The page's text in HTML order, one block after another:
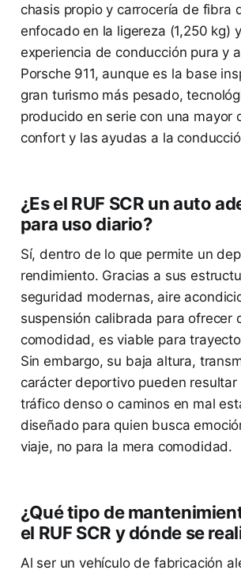
chasis propio y carrocería de fibra
enfocado en la ligereza (1,250 kg)
experiencia de conducción pura y
Porsche 911, aunque es la base
gran turismo más pesado,
producido en serie con una mayor
confort y las ayudas a la
¿Es el RUF SCR un auto
para uso diario?
Sí, dentro de lo que permite un
rendimiento. Gracias a sus
seguridad modernas, aire
suspensión calibrada para ofrecer
comodidad, es viable para
Sin embargo, su baja altura,
carácter deportivo pueden resultar
tráfico denso o caminos en mal
diseñado para quien busca
viaje, no para la mera comodidad.
¿Qué tipo de
el RUF SCR y dónde se
Al ser un vehículo de fabricación